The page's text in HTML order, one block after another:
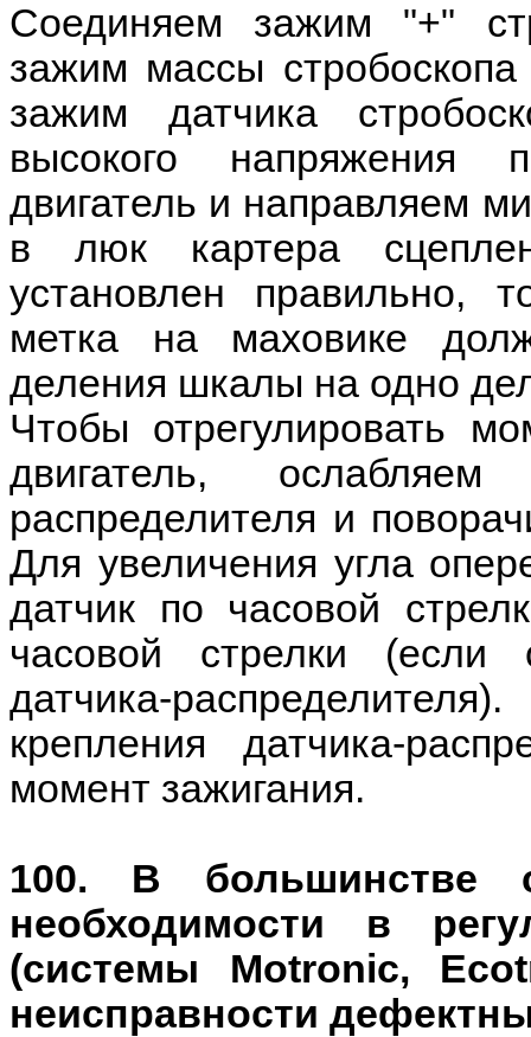
Соединяем зажим "+"
зажим массы
зажим датчика
высокого напряжения
двигатель и направляем
в люк картера
установлен правильно,
метка на маховике
деления шкалы на одно
Чтобы отрегулировать
двигатель,
распределителя и
Для увеличения угла
датчик по часовой
часовой стрелки
датчика-
крепления датчика-
момент зажигания.
100. В большинстве
необходимости в
(системы Motronic,
неисправности